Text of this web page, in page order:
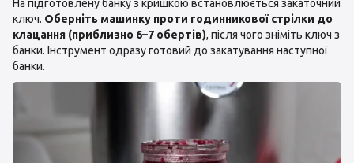
На підготовлену банку з кришкою встановлюється закаточний
ключ. Оберніть машинку проти годинникової стрілки до
клацання (приблизно 6–7 обертів), після чого зніміть ключ з
банки. Інструмент одразу готовий до закатування наступної
банки.